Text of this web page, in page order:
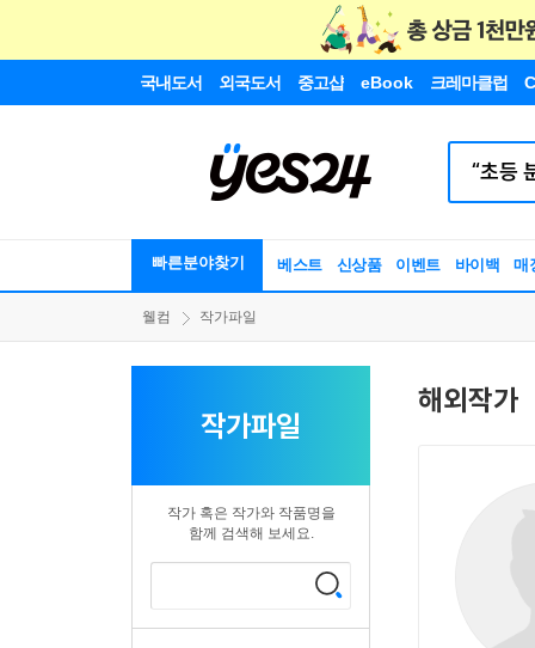
국내도서 외국도서 중고샵 eBook 크레마클럽
빠른분야찾기 베스트 신상품 이벤트 바이백 매
웰컴 작가파일
작가파일
작가 혹은 작가와 작품명을
함께 검색해 보세요.
해외작가